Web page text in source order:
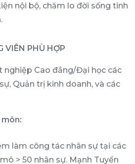
nội bộ, chăm lo đời sống tinh
VIÊN PHÙ HỢP
nghiệp Cao đẳng/Đại học các
Quản trị kinh doanh, và các
làm công tác nhân sự tại các
> 50 nhân sự. Mạnh Tuyển